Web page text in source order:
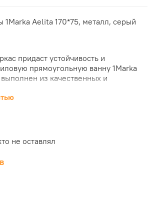
1Marka Aelita 170*75, металл, серый
придаст устойчивость и
прямоугольную ванну 1Marka
из качественных и
эксплуатацию. Купить каркас
выгодной цене можно в нашем
"КубикСтрой".
не оставлял